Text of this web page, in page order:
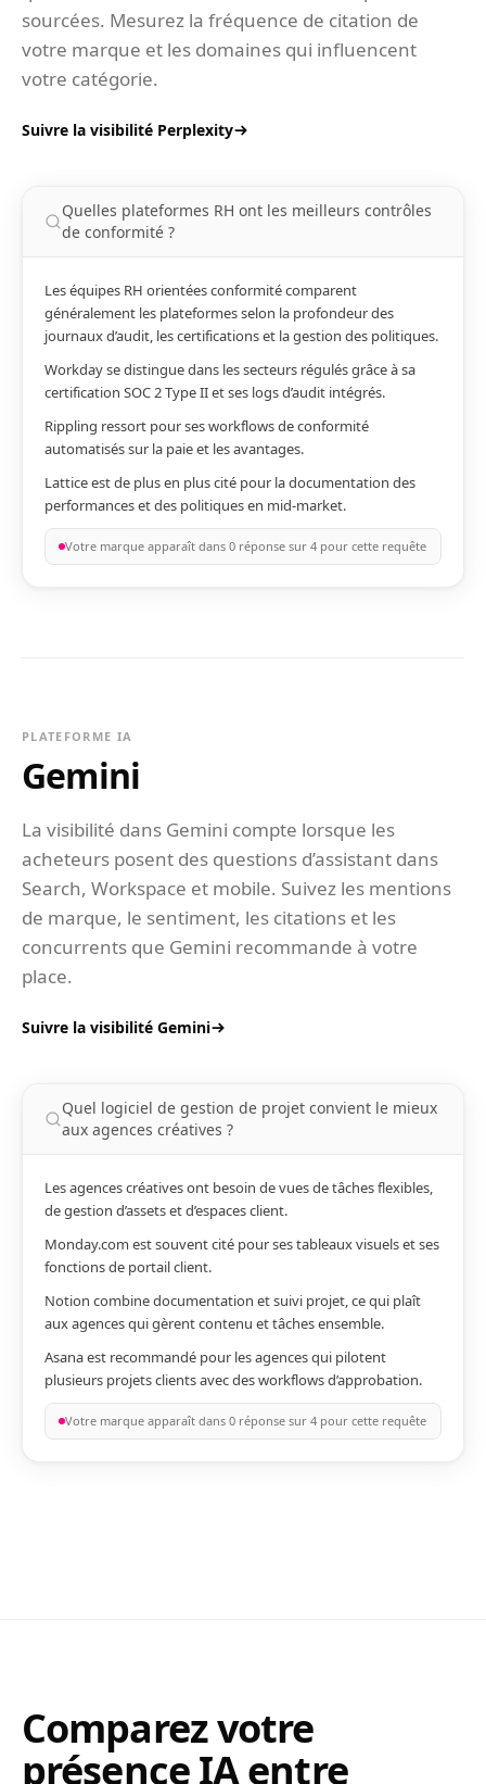
sourcées. Mesurez la fréquence de citation de
votre marque et les domaines qui influencent
votre catégorie.
Suivre la visibilité Perplexity
Quelles plateformes RH ont les meilleurs contrôles
de conformité ?
Les équipes RH orientées conformité comparent
généralement les plateformes selon la profondeur des
journaux d’audit, les certifications et la gestion des politiques.
Workday se distingue dans les secteurs régulés grâce à sa
certification SOC 2 Type II et ses logs d’audit intégrés.
Rippling ressort pour ses workflows de conformité
automatisés sur la paie et les avantages.
Lattice est de plus en plus cité pour la documentation des
performances et des politiques en mid-market.
Votre marque apparaît dans 0 réponse sur 4 pour cette requête
PLATEFORME IA
Gemini
La visibilité dans Gemini compte lorsque les
acheteurs posent des questions d’assistant dans
Search, Workspace et mobile. Suivez les mentions
de marque, le sentiment, les citations et les
concurrents que Gemini recommande à votre
place.
Suivre la visibilité Gemini
Quel logiciel de gestion de projet convient le mieux
aux agences créatives ?
Les agences créatives ont besoin de vues de tâches flexibles,
de gestion d’assets et d’espaces client.
Monday.com est souvent cité pour ses tableaux visuels et ses
fonctions de portail client.
Notion combine documentation et suivi projet, ce qui plaît
aux agences qui gèrent contenu et tâches ensemble.
Asana est recommandé pour les agences qui pilotent
plusieurs projets clients avec des workflows d’approbation.
Votre marque apparaît dans 0 réponse sur 4 pour cette requête
Comparez votre
présence IA entre